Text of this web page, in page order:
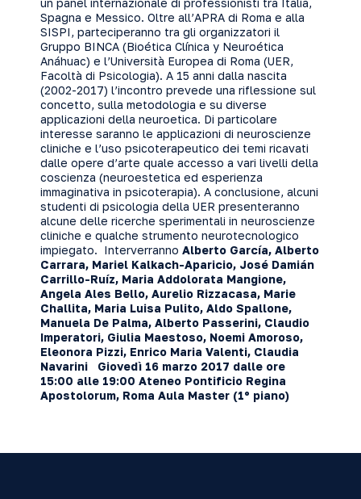
un panel internazionale di professionisti tra Italia,
Spagna e Messico. Oltre all’APRA di Roma e alla
SISPI, parteciperanno tra gli organizzatori il
Gruppo BINCA (Bioética Clínica y Neuroética
Anáhuac) e l’Università Europea di Roma (UER,
Facoltà di Psicologia). A 15 anni dalla nascita
(2002-2017) l’incontro prevede una riflessione sul
concetto, sulla metodologia e su diverse
applicazioni della neuroetica. Di particolare
interesse saranno le applicazioni di neuroscienze
cliniche e l’uso psicoterapeutico dei temi ricavati
dalle opere d’arte quale accesso a vari livelli della
coscienza (neuroestetica ed esperienza
immaginativa in psicoterapia). A conclusione, alcuni
studenti di psicologia della UER presenteranno
alcune delle ricerche sperimentali in neuroscienze
cliniche e qualche strumento neurotecnologico
impiegato. Interverranno Alberto García, Alberto
Carrara, Mariel Kalkach-Aparicio, José Damián
Carrillo-Ruíz, Maria Addolorata Mangione,
Angela Ales Bello, Aurelio Rizzacasa, Marie
Challita, Maria Luisa Pulito, Aldo Spallone,
Manuela De Palma, Alberto Passerini, Claudio
Imperatori, Giulia Maestoso, Noemi Amoroso,
Eleonora Pizzi, Enrico Maria Valenti, Claudia
Navarini
Giovedì 16 marzo 2017 dalle ore
15:00 alle 19:00 Ateneo Pontificio Regina
Apostolorum, Roma Aula Master (1º piano)